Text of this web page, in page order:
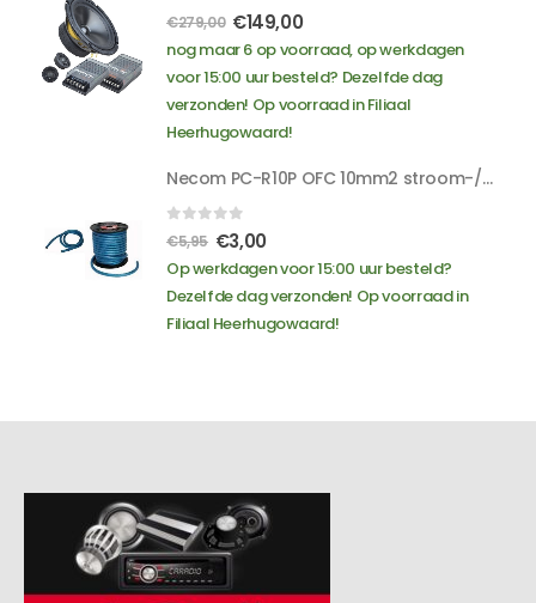
Jeep
Kia
Lancia
Land Rover
Mitsubishi
Nissan
Rover
Skoda
Smart
SsangYong
Subaru
out of 5
€279,00 Oorspronkelijke
prijs
was:
€279,00.
€149,00Huidige
prijs
is:
€149,00.
nog maar 6 op voorraad, op werkdagen
voor 15:00 uur besteld? Dezelfde dag
verzonden! Op voorraad in Filiaal
Heerhugowaard!
Necom PC-R10P OFC 10mm2 stroom-/massadraad - smokey light blue
out of 5
€5,95 Oorspronkelijke
prijs
was:
€5,95.
€3,00Huidige
prijs
is:
€3,00.
Op werkdagen voor 15:00 uur besteld?
Dezelfde dag verzonden! Op voorraad in
Filiaal Heerhugowaard!